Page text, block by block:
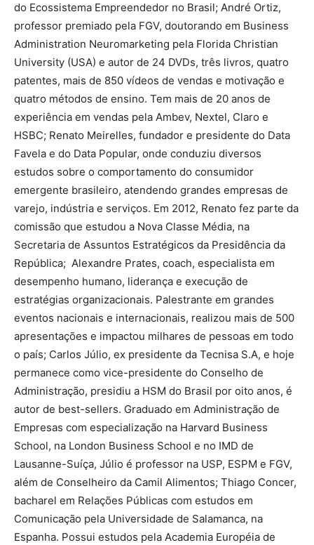
do Ecossistema Empreendedor no Brasil; André Ortiz,
professor premiado pela FGV, doutorando em Business
Administration Neuromarketing pela Florida Christian
University (USA) e autor de 24 DVDs, três livros, quatro
patentes, mais de 850 vídeos de vendas e motivação e
quatro métodos de ensino. Tem mais de 20 anos de
experiência em vendas pela Ambev, Nextel, Claro e
HSBC; Renato Meirelles, fundador e presidente do Data
Favela e do Data Popular, onde conduziu diversos
estudos sobre o comportamento do consumidor
emergente brasileiro, atendendo grandes empresas de
varejo, indústria e serviços. Em 2012, Renato fez parte da
comissão que estudou a Nova Classe Média, na
Secretaria de Assuntos Estratégicos da Presidência da
República; ​ Alexandre Prates, coach, especialista em
desempenho humano, liderança e execução de
estratégias organizacionais. Palestrante em grandes
eventos nacionais e internacionais, realizou mais de 500
apresentações e impactou milhares de pessoas em todo
o país; Carlos Júlio, ex presidente da Tecnisa S.A, e hoje
permanece como vice-presidente do Conselho de
Administração, presidiu a HSM do Brasil por oito anos, é
autor de best-sellers. Graduado em Administração de
Empresas com especialização na Harvard Business
School, na London Business School e no IMD de
Lausanne-Suíça, Júlio é professor na USP, ESPM e FGV,
além de Conselheiro da Camil Alimentos; Thiago Concer,
bacharel em Relações Públicas com estudos em
Comunicação pela Universidade de Salamanca, na
Espanha. Possui estudos pela Academia Européia de